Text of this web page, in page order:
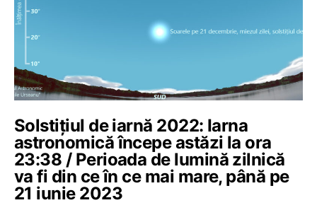
Solstițiul de iarnă 2022: Iarna
astronomică începe astăzi la ora
23:38 / Perioada de lumină zilnică
va fi din ce în ce mai mare, până pe
21 iunie 2023